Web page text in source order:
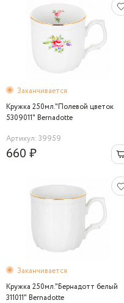
Заканчивается
Кружка 250мл."Полевой цветок
5309011" Bernadotte
Артикул: 39959
660 ₽
Заканчивается
Кружка 250мл."Бернадотт белый
311011" Bernadotte